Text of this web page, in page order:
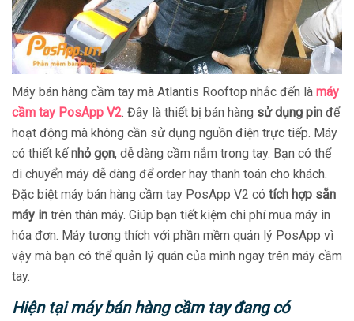
Máy bán hàng cầm tay mà Atlantis Rooftop nhắc đến là máy
cầm tay PosApp V2. Đây là thiết bị bán hàng sử dụng pin để
hoạt động mà không cần sử dụng nguồn điện trực tiếp. Máy
có thiết kếnhỏ gọn, dễ dàng cầm nắm trong tay. Bạn có thể
di chuyển máy dễ dàng để order hay thanh toán cho khách.
Đặc biệt máy bán hàng cầm tay PosApp V2 có tích hợp sẵn
máy in trên thân máy. Giúp bạn tiết kiệm chi phí mua máy in
hóa đơn. Máy tương thích với phần mềm quản lý PosApp vì
vậy mà bạn có thể quản lý quán của mình ngay trên máy cầm
tay.
Hiện tại máy bán hàng cầm tay đang có